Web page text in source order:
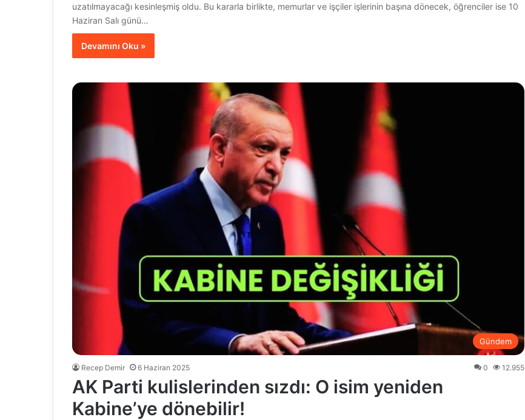
uzatılmayacağı kesinleşmiş oldu. Bu kararla birlikte, memurlar ve işçiler işlerinin başına dönecek, öğrenciler ise 10
Haziran Salı günü…
Devamını Oku »
Gündem
Recep Demir 6 Haziran 2025 0 12.955
AK Parti kulislerinden sızdı: O isim yeniden
Kabine’ye dönebilir!